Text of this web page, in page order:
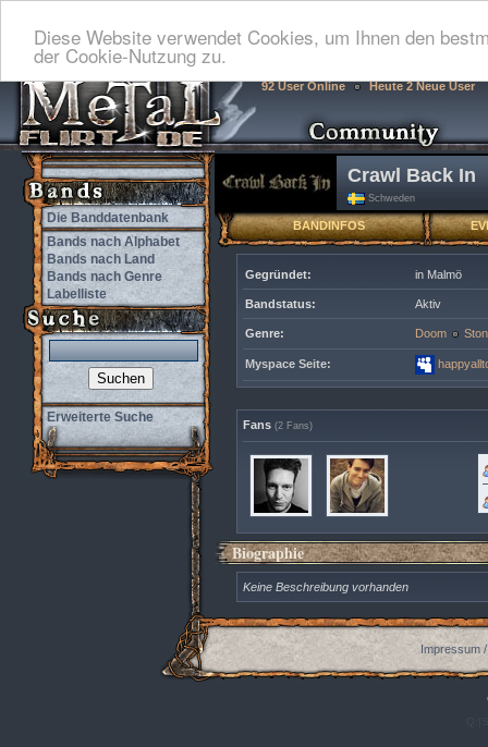
Diese Website verwendet Cookies, um Ihnen den
der Cookie-Nutzung zu.
92 User Online Heute 2 Neue User
Die Banddatenbank
Bands nach Alphabet
Bands nach Land
Bands nach Genre
Labelliste
Erweiterte Suche
Crawl Back In
Schweden
BANDINFOS
Gegründet: in Malmö
Bandstatus: Aktiv
Genre: Doom
Myspace Seite:
Fans (2 Fans)
Biographie
Keine Beschreibung vorhanden
Impressum